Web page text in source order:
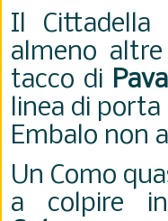
Il Cittadella
almeno
tacco di
linea di
Embalo non
Un Como
a colpire